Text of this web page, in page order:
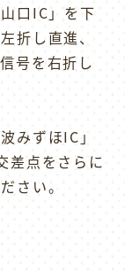
口IC」を下
折し直進、
号を右折し
みずほIC」
差点をさらに
さい。